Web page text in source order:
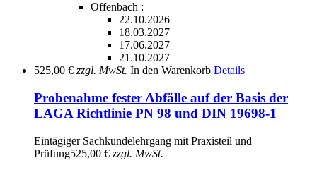
Offenbach :
22.10.2026
18.03.2027
17.06.2027
21.10.2027
525,00 € zzgl. MwSt. In den Warenkorb Details
Probenahme fester Abfälle auf der Basis der
LAGA Richtlinie PN 98 und DIN 19698-1
Eintägiger Sachkundelehrgang mit Praxisteil und
Prüfung525,00 € zzgl. MwSt.